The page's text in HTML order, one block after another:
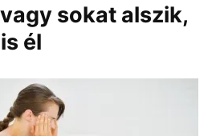
sokat alszik,
él